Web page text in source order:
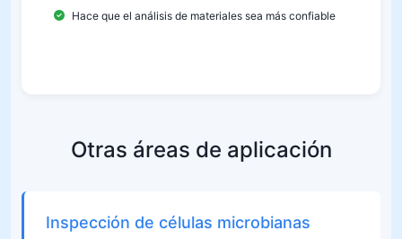
Hace que el análisis de materiales sea más confiable
Otras áreas de aplicación
Inspección de células microbianas